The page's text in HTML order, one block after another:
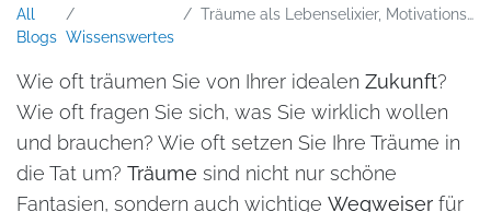
All
Blogs Wissenswertes
Träume als Lebenselixier, Motivationsquelle und Einflussfaktor auf die Arbeitswelt
Wie oft träumen Sie von Ihrer idealen Zukunft?
Wie oft fragen Sie sich, was Sie wirklich wollen
und brauchen? Wie oft setzen Sie Ihre Träume in
die Tat um? Träume sind nicht nur schöne
Fantasien, sondern auch wichtige Wegweiser für